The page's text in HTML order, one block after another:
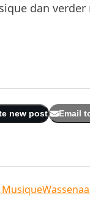
dan
new post Email
Musique